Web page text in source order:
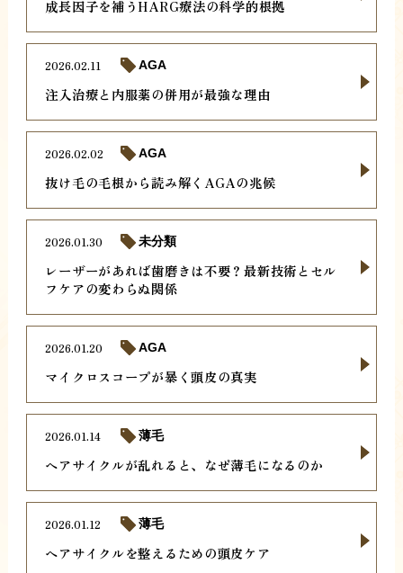
成長因子を補うHARG療法の科学的根拠
注入治療と内服薬の併用が最強な理由
2026.02.11 AGA
抜け毛の毛根から読み解くAGAの兆候
2026.02.02 AGA
レーザーがあれば歯磨きは不要？最新技術とセル
フケアの変わらぬ関係
2026.01.30 未分類
マイクロスコープが暴く頭皮の真実
2026.01.20 AGA
ヘアサイクルが乱れると、なぜ薄毛になるのか
2026.01.14 薄毛
ヘアサイクルを整えるための頭皮ケア
2026.01.12 薄毛